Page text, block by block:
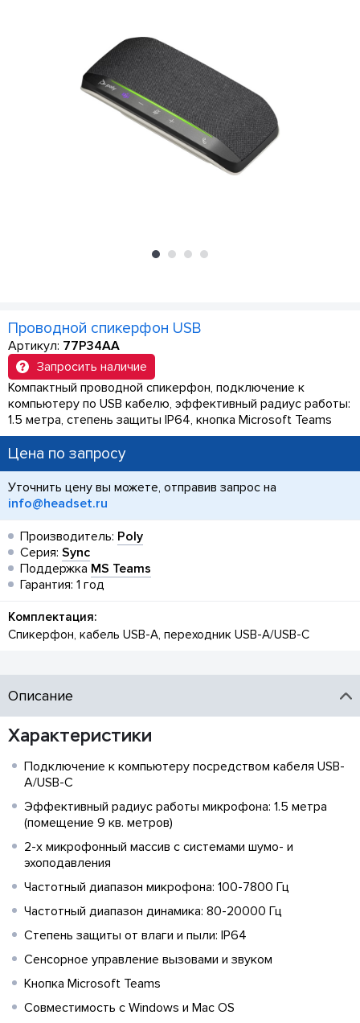
Проводной спикерфон USB
Артикул: 77P34AA
Запросить наличие
Компактный проводной спикерфон, подключение к
компьютеру по USB кабелю, эффективный радиус работы:
1.5 метра, степень защиты IP64, кнопка Microsoft Teams
Цена по запросу
Уточнить цену вы можете, отправив запрос на
info@headset.ru
Производитель: Poly
Серия: Sync
Поддержка MS Teams
Гарантия: 1 год
Комплектация:
Спикерфон, кабель USB-A, переходник USB-A/USB-C
Описание
Характеристики
Подключение к компьютеру посредством кабеля USB-
A/USB-C
Эффективный радиус работы микрофона: 1.5 метра
(помещение 9 кв. метров)
2-х микрофонный массив с системами шумо- и
эхоподавления
Частотный диапазон микрофона: 100-7800 Гц
Частотный диапазон динамика: 80-20000 Гц
Степень защиты от влаги и пыли: IP64
Сенсорное управление вызовами и звуком
Кнопка Microsoft Teams
Совместимость с Windows и Mac OS